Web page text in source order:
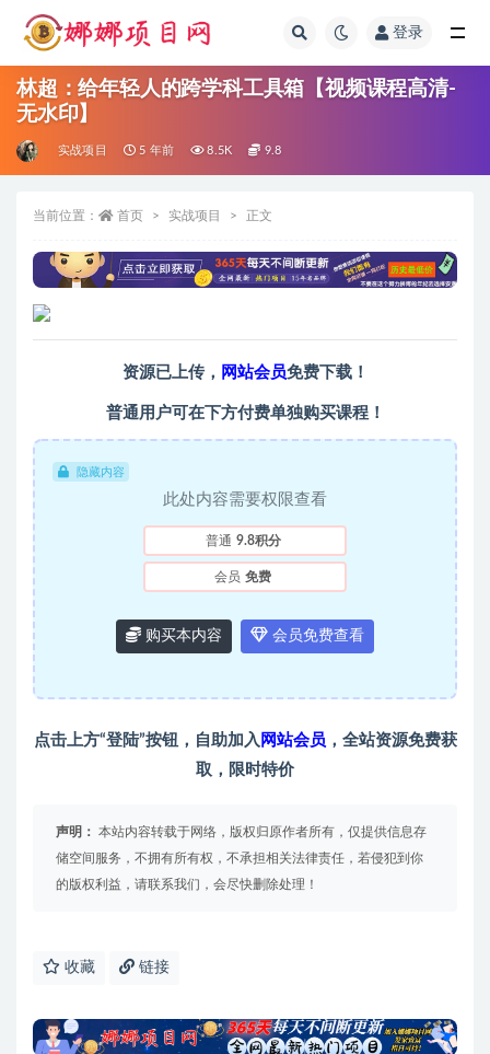
登录
林超：给年轻人的跨学科工具箱【视频课程高清-
无水印】
实战项目 5 年前 8.5K 9.8
当前位置： 首页 实战项目 正文
资源已上传， 网站会员免费下载！
普通用户可在下方付费单独购买课程！
隐藏内容
此处内容需要权限查看
普通 9.8积分
会员 免费
购买本内容 会员免费查看
点击上方“登陆”按钮，自助加入 网站会员 ，全站资源免费获
取，限时特价
声明： 本站内容转载于网络，版权归原作者所有，仅提供信息存
储空间服务，不拥有所有权，不承担相关法律责任，若侵犯到你
的版权利益，请联系我们，会尽快删除处理！
收藏 链接